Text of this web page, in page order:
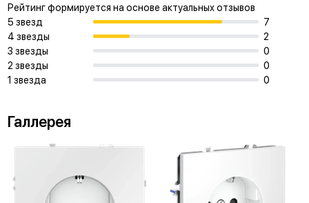
Рейтинг формируется на основе актуальных отзывов
5 звезд
7
4 звезды
2
3 звезды
0
2 звезды
0
1 звезда
0
Галлерея